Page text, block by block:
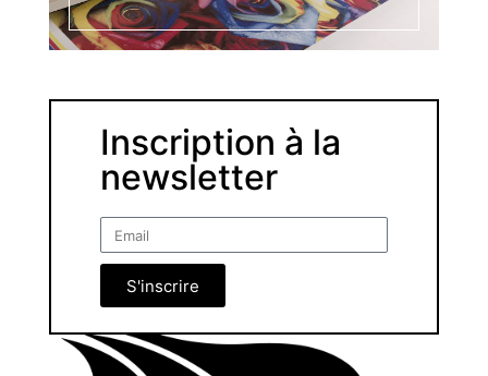
Inscription à la
newsletter
S'inscrire